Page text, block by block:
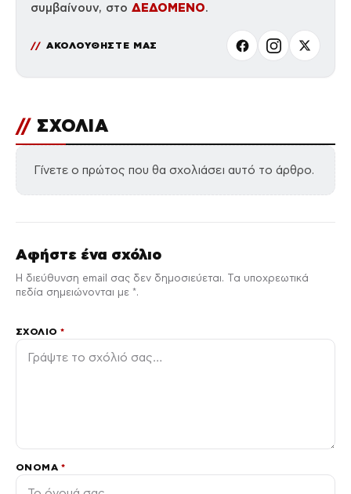
συμβαίνουν, στο ΔΕΔΟΜΕΝΟ.
ΑΚΟΛΟΥΘΗΣΤΕ ΜΑΣ
// ΣΧΟΛΙΑ
Γίνετε ο πρώτος που θα σχολιάσει αυτό το άρθρο.
Αφήστε ένα σχόλιο
Η διεύθυνση email σας δεν δημοσιεύεται. Τα υποχρεωτικά
πεδία σημειώνονται με *.
ΣΧΌΛΙΟ*
ΌΝΟΜΑ *